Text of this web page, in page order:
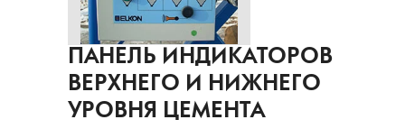
ПАНЕЛЬ ИНДИКАТОРОВ
ВЕРХНЕГО И НИЖНЕГО
УРОВНЯ ЦЕМЕНТА